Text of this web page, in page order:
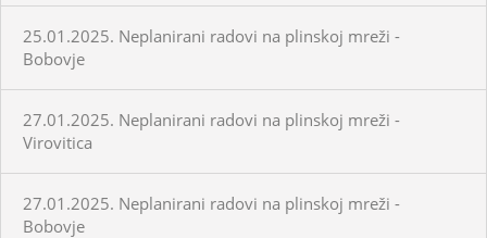
25.01.2025. Neplanirani radovi na plinskoj mreži -
Bobovje
27.01.2025. Neplanirani radovi na plinskoj mreži -
Virovitica
27.01.2025. Neplanirani radovi na plinskoj mreži -
Bobovje